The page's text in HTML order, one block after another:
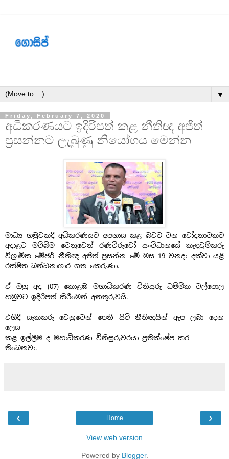
▼
Friday, February 7, 2020
අධිකරණයට ඉදිරිපත් කළ නීතිඥ අජිත්
ප්‍රසන්නට ලැබුණු නියෝගය මෙන්න
මාධ්‍ය හමුවකදී අධිකරණයට අපහාස කළ බවට වන චෝදනාවකට
අදාළව මව්බිම වෙනුවෙන් රණවිරුවෝ සංවිධානයේ කැඳවුම්කරු
විශ්‍රාමික මේජර් නීතිඥ අජිත් ප්‍රසන්න මේ මස 19 වනදා දක්වා යළි
රක්ෂිත බන්ධනාගාර ගත කෙරුණා.
ඒ ඔහු අද (07) කොළඹ මහාධිකරණ විනිසුරු ධම්මික වල්පොල
හමුවට ඉදිරිපත් කිරීමෙන් අනතුරුවයි.
එහිදී සැකකරු වෙනුවෙන් පෙනී සිටි නීතිඥයින් ඇප ලබා දෙන
ලෙස
කළ ඉල්ලීම ද මහාධිකරණ විනිසුරුවරයා ප්‍රතික්ෂේප කර
තිබෙනවා.
‹ ›
Home
View web version
Powered by Blogger.